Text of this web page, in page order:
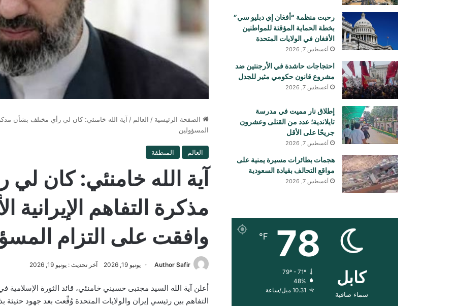
الصفحة الرئيسية / العالم / آية الله خامنئي: كان لي رأي مختلف بشأن
المسؤولين
العالم المنطقة
آية الله خامنئي: كان
مذكرة التفاهم الإيرانية
وافقت على التزام
Author Safir يونيو 19, 2026 آخر تحديث : يونيو 19, 2026
أعلن آية الله السيد مجتبى حسيني خامنئي، قائد الثورة
التفاهم بين رئيسي إيران والولايات المتحدة وُقِّعت بعد جهود حثيثة
رحبت منظمة “أفغان إي دبليو سي”
بخطة الحماية المؤقتة للمواطنين
الأفغان في الولايات المتحدة
أغسطس 7, 2026
احتجاجات حاشدة في الأرجنتين ضد
مشروع قانون حكومي مثير للجدل
أغسطس 7, 2026
إطلاق نار مميت في مدرسة
تايلاندية؛ عدد من القتلى وعشرون
جريحًا على الأقل
أغسطس 7, 2026
هجمات بطائرات مسيرة يمنية على
مواقع التحالف بقيادة السعودية
أغسطس 7, 2026
کابل
سماء صافية
78
℉
79º - 71º
48%
10.31 ميل/ساعة